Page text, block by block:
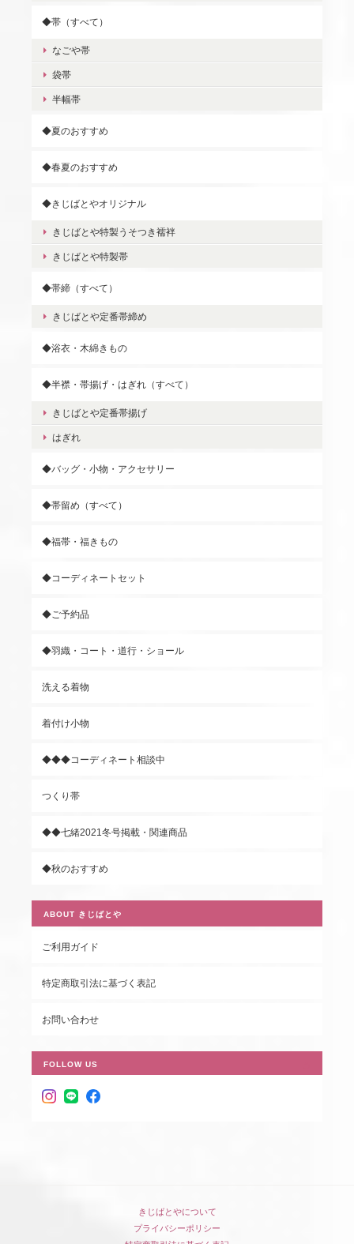
◆帯（すべて）
なごや帯
袋帯
半幅帯
◆夏のおすすめ
◆春夏のおすすめ
◆きじばとやオリジナル
きじばとや特製うそつき襦袢
きじばとや特製帯
◆帯締（すべて）
きじばとや定番帯締め
◆浴衣・木綿きもの
◆半襟・帯揚げ・はぎれ（すべて）
きじばとや定番帯揚げ
はぎれ
◆バッグ・小物・アクセサリー
◆帯留め（すべて）
◆福帯・福きもの
◆コーディネートセット
◆ご予約品
◆羽織・コート・道行・ショール
洗える着物
着付け小物
◆◆◆コーディネート相談中
つくり帯
◆◆七緒2021冬号掲載・関連商品
◆秋のおすすめ
ABOUT きじばとや
ご利用ガイド
特定商取引法に基づく表記
お問い合わせ
FOLLOW US
きじばとやについて
プライバシーポリシー